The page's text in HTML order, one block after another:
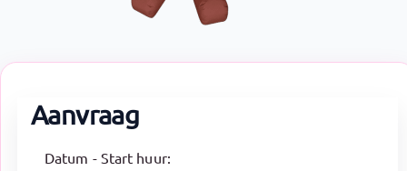
Aanvraag
Datum - Start huur: